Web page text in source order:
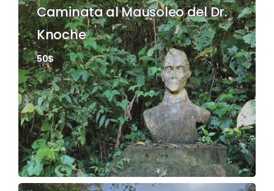
Caminata al Mausoleo del Dr.
Knoche
50$